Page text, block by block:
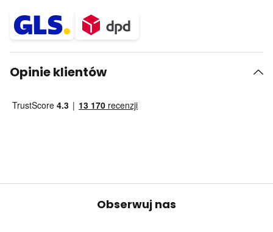
Opinie klientów
Obserwuj nas